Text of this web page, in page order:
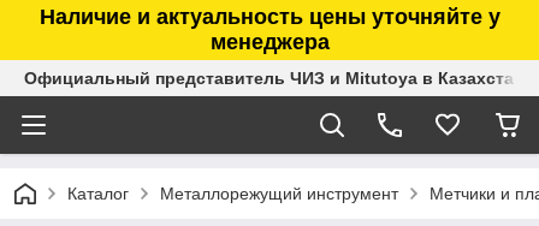
Наличие и актуальность цены уточняйте у
менеджера
Официальный представитель ЧИЗ и Mitutoya в Казахстане
Каталог Металлорежущий инструмент Метчики и